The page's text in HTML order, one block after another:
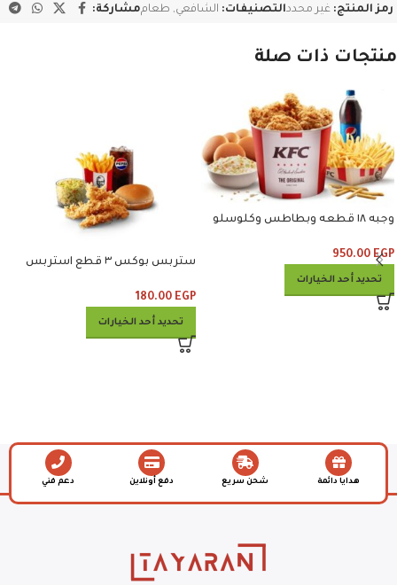
رمز المنتج: غير محددالتصنيفات: الشافعي, طعاممشاركة:
منتجات ذات صلة
وجبه ١٨ قطعه وبطاطس وكلوسلو
950.00 EGP
تحديد أحد الخيارات
ستربس بوكس ٣ قطع استربس
180.00 EGP
تحديد أحد الخيارات
هدايا دائمة شحن سريع دفع أونلاين دعم فني